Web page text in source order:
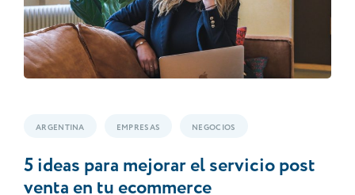
ARGENTINA EMPRESAS NEGOCIOS
5 ideas para mejorar el servicio post
venta en tu ecommerce